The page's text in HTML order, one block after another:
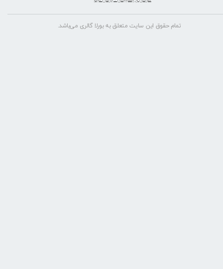
تمام حقوق این سایت متعلق به بورلا گالری می‌باشد.